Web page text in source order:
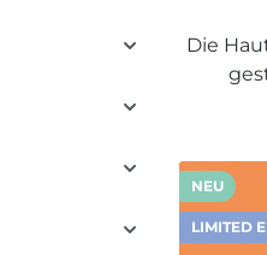
Die
NEU
LIMITED